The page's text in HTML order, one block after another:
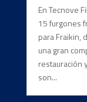
En Tecnove
15 furgones
para Fraikin,
una gran
restauración
son...